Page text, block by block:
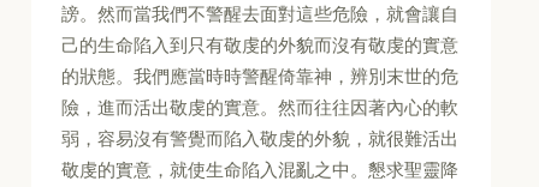
謗。然而當我們不警醒去面對這些危險，就會讓自
己的生命陷入到只有敬虔的外貌而沒有敬虔的實意
的狀態。我們應當時時警醒倚靠神，辨別末世的危
險，進而活出敬虔的實意。然而往往因著內心的軟
弱，容易沒有警覺而陷入敬虔的外貌，就很難活出
敬虔的實意，就使生命陷入混亂之中。懇求聖靈降